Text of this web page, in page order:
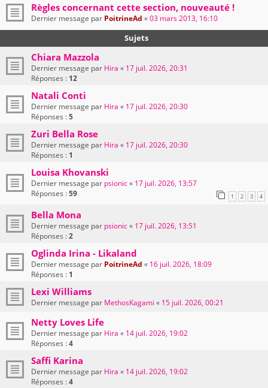
Règles concernant cette section, nouveauté !
Dernier message par PoitrineAd «03 mars 2013, 16:10
Sujets
Chiara Mazzola
Dernier message par Hira « 17 juil. 2026, 20:31
Réponses : 12
Natali Conti
Dernier message par Hira « 17 juil. 2026, 20:30
Réponses :5
Zuri Bella Rose
Dernier message par Hira « 17 juil. 2026, 20:30
Réponses : 1
Louisa Khovanski
Dernier message par psionic« 17 juil. 2026, 13:57
Réponses :59 1 2 3 4
Bella Mona
Dernier message par psionic« 17 juil. 2026, 13:51
Réponses :2
Oglinda Irina - Likaland
Dernier message par PoitrineAd « 16 juil. 2026, 18:09
Réponses : 1
Lexi Williams
Dernier message par MethosKagami « 15 juil. 2026, 00:21
Netty Loves Life
Dernier message par Hira « 14 juil. 2026, 19:02
Réponses :4
Saffi Karina
Dernier message par Hira « 14 juil. 2026, 19:02
Réponses :4